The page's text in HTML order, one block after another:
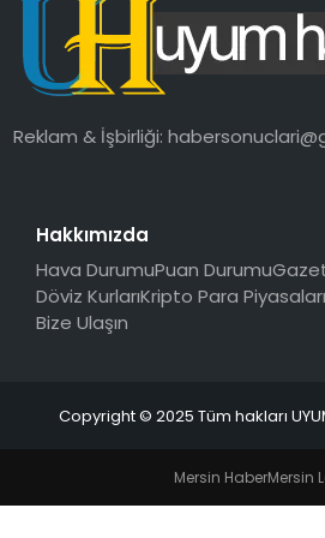
SAĞLIK
MAGAZIN
Reklam & İşbirliği:
Hakkımızda
Hava DurumuPuan Durumu
Döviz KurlarıKripto Para Piyasaları
Bize Ulaşın
Copyright © 2025 Tüm hakları
Mersin HaberMersin